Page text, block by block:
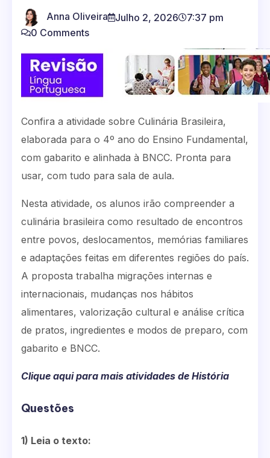
Anna Oliveira Julho 2, 2026
7:37 pm
0 Comments
Confira a atividade sobre Culinária Brasileira,
elaborada para o 4º ano do Ensino Fundamental,
com gabarito e alinhada à BNCC. Pronta para
usar, com tudo para sala de aula.
Nesta atividade, os alunos irão compreender a
culinária brasileira como resultado de encontros
entre povos, deslocamentos, memórias familiares
e adaptações feitas em diferentes regiões do país.
A proposta trabalha migrações internas e
internacionais, mudanças nos hábitos
alimentares, valorização cultural e análise crítica
de pratos, ingredientes e modos de preparo, com
gabarito e BNCC.
Clique aqui para mais atividades de História
Questões
1) Leia o texto: